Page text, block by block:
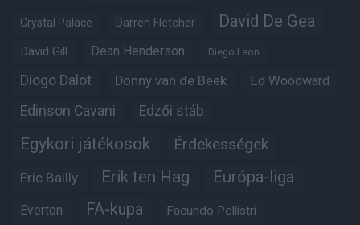
Crystal Palace Darren Fletcher David De Gea
David Gill Dean Henderson Diego Leon
Diogo Dalot Donny van de Beek Ed Woodward
Edinson Cavani Edzői stáb
Egykori játékosok Érdekességek
Eric Bailly Erik ten Hag Európa-liga
Everton FA-kupa Facundo Pellistri